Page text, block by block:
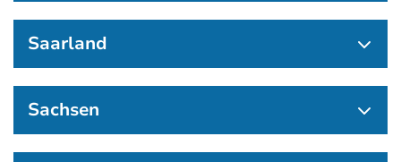
Saarland
Sachsen